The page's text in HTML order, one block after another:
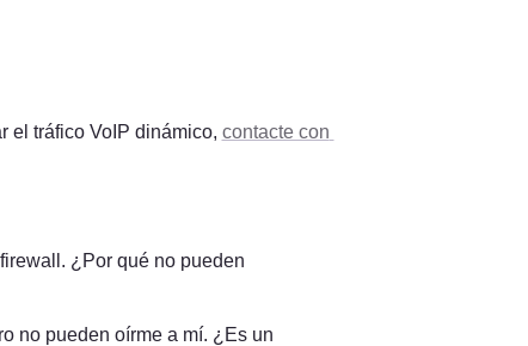
el tráfico VoIP dinámico, contacte con
¿Por qué no pueden
no pueden oírme a mí. ¿Es un